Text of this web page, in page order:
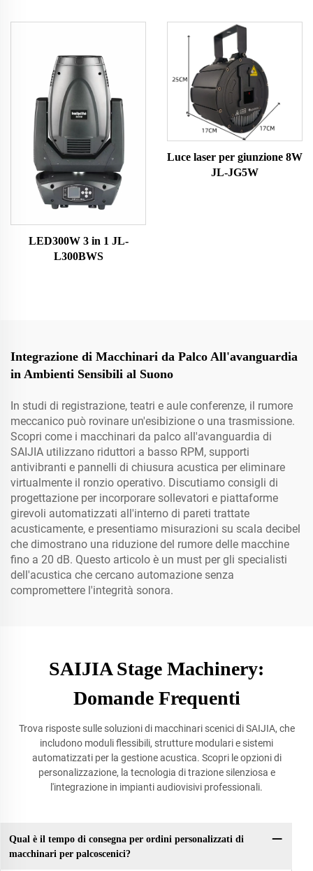
LED300W 3 in 1 JL-
L300BWS
Luce laser per giunzione 8W
JL-JG5W
Integrazione di Macchinari da Palco All'avanguardia
in Ambienti Sensibili al Suono
In studi di registrazione, teatri e aule conferenze, il rumore
meccanico può rovinare un'esibizione o una trasmissione.
Scopri come i macchinari da palco all'avanguardia di
SAIJIA utilizzano riduttori a basso RPM, supporti
antivibranti e pannelli di chiusura acustica per eliminare
virtualmente il ronzio operativo. Discutiamo consigli di
progettazione per incorporare sollevatori e piattaforme
girevoli automatizzati all'interno di pareti trattate
acusticamente, e presentiamo misurazioni su scala decibel
che dimostrano una riduzione del rumore delle macchine
fino a 20 dB. Questo articolo è un must per gli specialisti
dell'acustica che cercano automazione senza
compromettere l'integrità sonora.
SAIJIA Stage Machinery:
Domande Frequenti
Trova risposte sulle soluzioni di macchinari scenici di SAIJIA, che
includono moduli flessibili, strutture modulari e sistemi
automatizzati per la gestione acustica. Scopri le opzioni di
personalizzazione, la tecnologia di trazione silenziosa e
l'integrazione in impianti audiovisivi professionali.
Qual è il tempo di consegna per ordini personalizzati di
macchinari per palcoscenici?